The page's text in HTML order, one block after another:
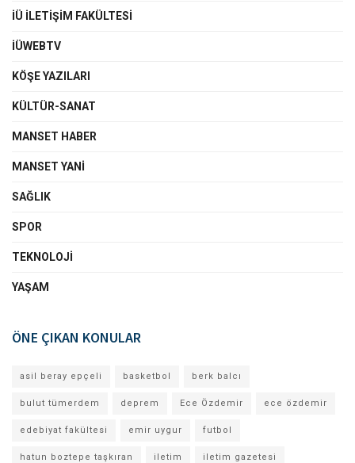
İÜ İLETIŞIM FAKÜLTESI
İÜWEBTV
KÖŞE YAZILARI
KÜLTÜR-SANAT
MANSET HABER
MANSET YANI
SAĞLIK
SPOR
TEKNOLOJI
YAŞAM
ÖNE ÇIKAN KONULAR
asil beray epçeli basketbol berk balcı
bulut tümerdem deprem Ece Özdemir ece özdemir
edebiyat fakültesi emir uygur futbol
hatun boztepe taşkıran iletim iletim gazetesi